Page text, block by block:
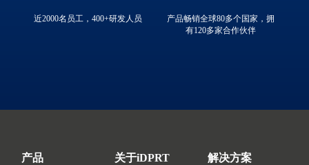
近2000名员工，400+研发人员
产品畅销全球80多个国家，拥
有120多家合作伙伴
产品 关于iDPRT 解决方案